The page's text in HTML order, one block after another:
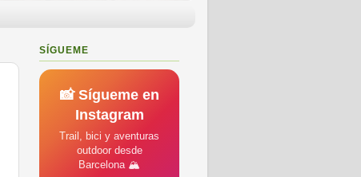
SÍGUEME
📸 Sígueme en
Instagram
Trail, bici y aventuras
outdoor desde
Barcelona 🏔️